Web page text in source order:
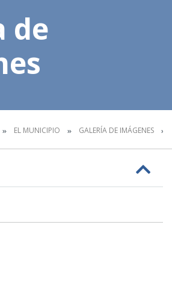
de
EL MUNICIPIO GALERÍA DE IMÁGENES